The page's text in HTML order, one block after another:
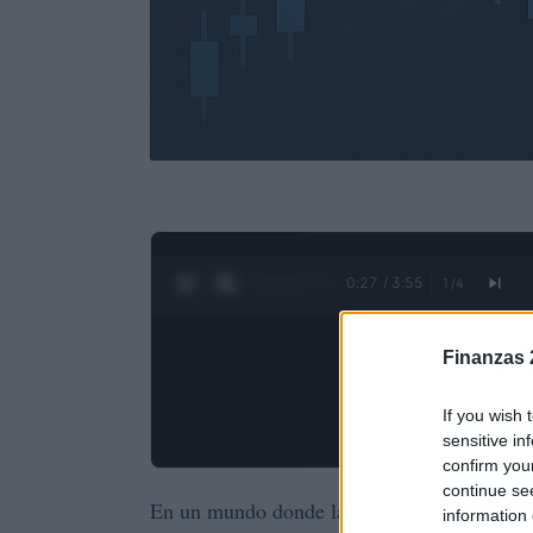
Finanzas
If you wish
sensitive
confirm
continue
information
0:28 / 3:55 1 /4
En un mundo donde la incertidumbre